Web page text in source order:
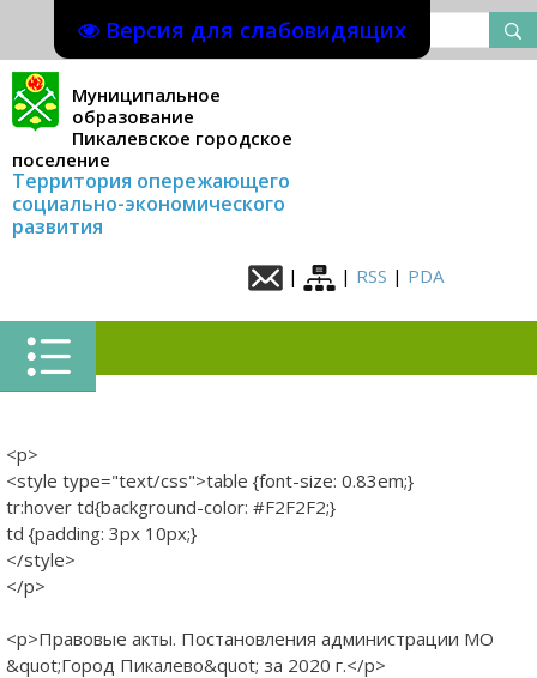
Версия для слабовидящих
Муниципальное
образование
Пикалевское городское
поселение
Территория опережающего
социально-экономического
развития
| | RSS | PDA
<p>
<style type="text/css">table {font-size: 0.83em;}
tr:hover td{background-color: #F2F2F2;}
td {padding: 3px 10px;}
</style>
</p>
<p>Правовые акты. Постановления администрации МО
&quot;Город Пикалево&quot; за 2020 г.</p>